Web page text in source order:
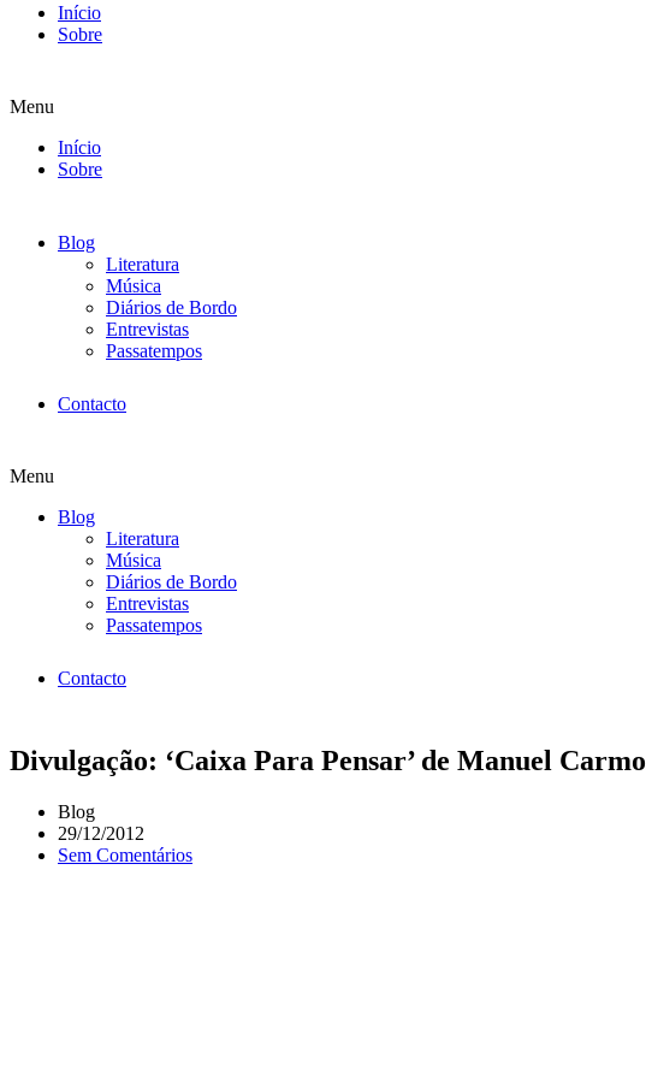
Início
Sobre
Menu
Início
Sobre
Blog
Literatura
Música
Diários de Bordo
Entrevistas
Passatempos
Contacto
Menu
Blog
Literatura
Música
Diários de Bordo
Entrevistas
Passatempos
Contacto
Divulgação: ‘Caixa Para Pensar’ de Manuel Carmo
Blog
29/12/2012
Sem Comentários